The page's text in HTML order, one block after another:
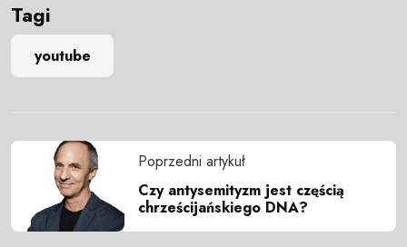
Tagi
youtube
Poprzedni artykuł
Czy antysemityzm jest częścią
chrześcijańskiego DNA?